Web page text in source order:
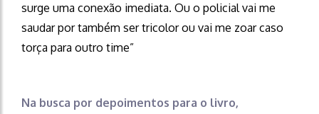
surge uma conexão imediata. Ou o policial vai me
saudar por também ser tricolor ou vai me zoar caso
torça para outro time”
Na busca por depoimentos para o livro,